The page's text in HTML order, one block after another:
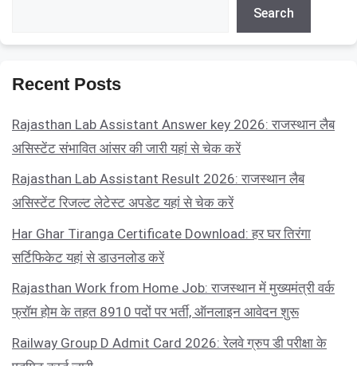
Search
Recent Posts
Rajasthan Lab Assistant Answer key 2026: राजस्थान लैब
असिस्टेंट संभावित आंसर की जारी यहां से चेक करें
Rajasthan Lab Assistant Result 2026: राजस्थान लैब
असिस्टेंट रिजल्ट लेटेस्ट अपडेट यहां से चेक करें
Har Ghar Tiranga Certificate Download: हर घर तिरंगा
सर्टिफिकेट यहां से डाउनलोड करें
Rajasthan Work from Home Job: राजस्थान में मुख्यमंत्री वर्क
फ्रॉम होम के तहत 8910 पदों पर भर्ती, ऑनलाइन आवेदन शुरू
Railway Group D Admit Card 2026: रेलवे ग्रुप डी परीक्षा के